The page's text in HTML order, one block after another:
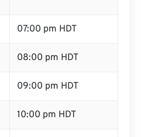
07:00 pm HDT
08:00 pm HDT
09:00 pm HDT
10:00 pm HDT